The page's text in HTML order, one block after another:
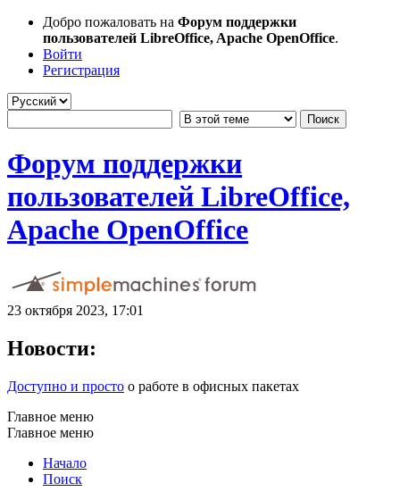
Добро пожаловать на Форум поддержки
пользователей LibreOffice, Apache OpenOffice.
Войти
Регистрация
Форум поддержки
пользователей LibreOffice,
Apache OpenOffice
23 октября 2023, 17:01
Новости:
Доступно и просто о работе в офисных пакетах
Главное меню
Главное меню
Начало
Поиск